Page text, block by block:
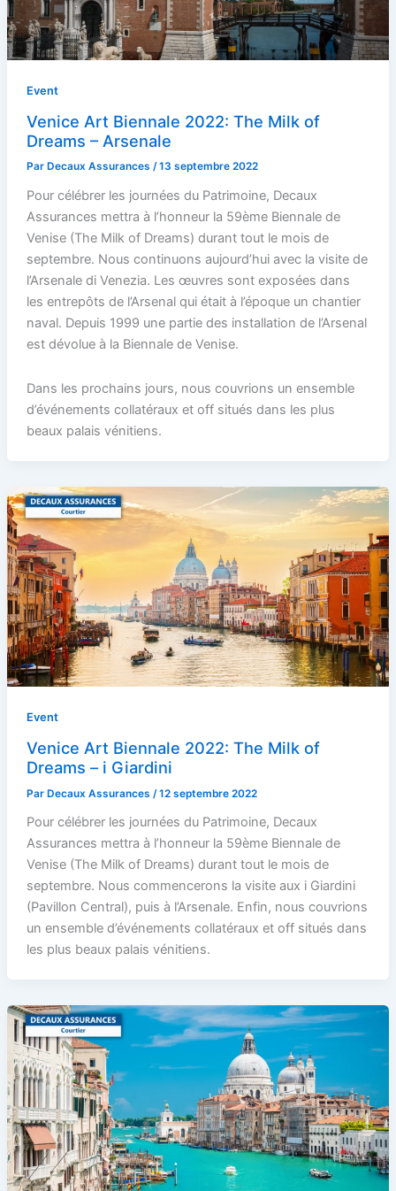
Event
Venice Art Biennale 2022: The Milk of
Dreams – Arsenale
Par Decaux Assurances /13 septembre 2022
Pour célébrer les journées du Patrimoine, Decaux
Assurances mettra à l’honneur la 59ème Biennale de
Venise (The Milk of Dreams) durant tout le mois de
septembre. Nous continuons aujourd’hui avec la visite de
l’Arsenale di Venezia. Les œuvres sont exposées dans
les entrepôts de l’Arsenal qui était à l’époque un chantier
naval. Depuis 1999 une partie des installation de l’Arsenal
est dévolue à la Biennale de Venise.
Dans les prochains jours, nous couvrions un ensemble
d’événements collatéraux et off situés dans les plus
beaux palais vénitiens.
Event
Venice Art Biennale 2022: The Milk of
Dreams – i Giardini
Par Decaux Assurances /12 septembre 2022
Pour célébrer les journées du Patrimoine, Decaux
Assurances mettra à l’honneur la 59ème Biennale de
Venise (The Milk of Dreams) durant tout le mois de
septembre. Nous commencerons la visite aux i Giardini
(Pavillon Central), puis à l’Arsenale. Enfin, nous couvrions
un ensemble d’événements collatéraux et off situés dans
les plus beaux palais vénitiens.